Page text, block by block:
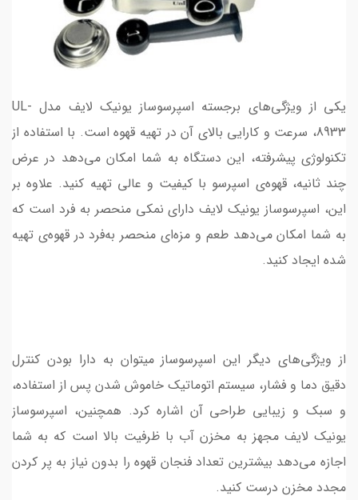
یکی از ویژگی‌های برجسته اسپرسوساز یونیک لایف مدل UL-
8933، سرعت و کارایی بالای آن در تهیه قهوه است. با استفاده از
تکنولوژی پیشرفته، این دستگاه به شما امکان می‌دهد در عرض
چند ثانیه، قهوه‌ی اسپرسو با کیفیت و عالی تهیه کنید. علاوه بر
این، اسپرسوساز یونیک لایف دارای نمکی منحصر به فرد است که
به شما امکان می‌دهد طعم و مزه‌ای منحصر به‌فرد در قهوه‌ی تهیه
شده ایجاد کنید.
از ویژگی‌های دیگر این اسپرسوساز میتوان به دارا بودن کنترل
دقیق دما و فشار، سیستم اتوماتیک خاموش شدن پس از استفاده،
و سبک و زیبایی طراحی آن اشاره کرد. همچنین، اسپرسوساز
یونیک لایف مجهز به مخزن آب با ظرفیت بالا است که به شما
اجازه می‌دهد بیشترین تعداد فنجان قهوه را بدون نیاز به پر کردن
مجدد مخزن درست کنید.